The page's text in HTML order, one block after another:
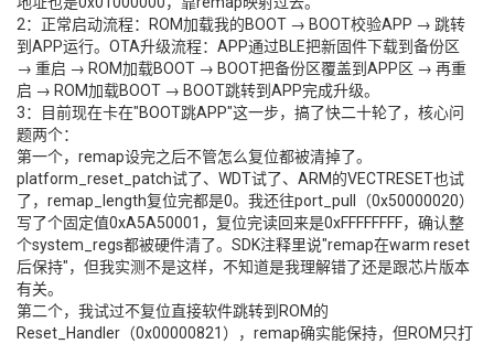
2：正常启动流程：ROM加载我的BOOT → BOOT校验APP → 跳转
到APP运行。OTA升级流程：APP通过BLE把新固件下载到备份区
→ 重启 → ROM加载BOOT → BOOT把备份区覆盖到APP区 → 再重
启 → ROM加载BOOT → BOOT跳转到APP完成升级。
3：目前现在卡在"BOOT跳APP"这一步，搞了快二十轮了，核心问
题两个：
第一个，remap设完之后不管怎么复位都被清掉了。
platform_reset_patch试了、WDT试了、ARM的VECTRESET也试
了，remap_length复位完都是0。我还往port_pull（0x50000020）
写了个固定值0xA5A50001，复位完读回来是0xFFFFFFFF，确认整
个system_regs都被硬件清了。SDK注释里说"remap在warm reset
后保持"，但我实测不是这样，不知道是我理解错了还是跟芯片版本
有关。
第二个，我试过不复位直接软件跳转到ROM的
Reset_Handler（0x00000821），remap确实能保持，但ROM只打